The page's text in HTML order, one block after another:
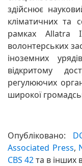
здійснює
кліматичних та
рамках Allatra
волонтерських
іноземних
відкритому
регулюючих
широкої
Опубліковано:
Associated Press,
CBS 42та в інших